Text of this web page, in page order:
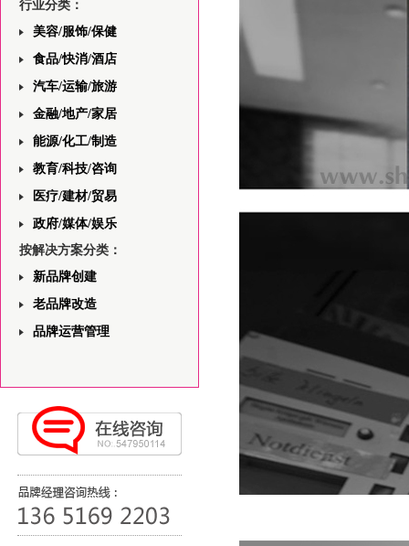
行业分类：
美容/服饰/保健
食品/快消/酒店
汽车/运输/旅游
金融/地产/家居
能源/化工/制造
教育/科技/咨询
医疗/建材/贸易
政府/媒体/娱乐
按解决方案分类：
新品牌创建
老品牌改造
品牌运营管理